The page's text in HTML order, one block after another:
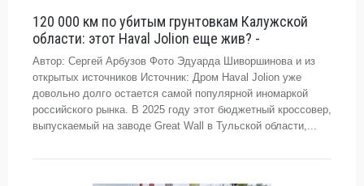
120 000 км по убитым грунтовкам Калужской
области: этот Haval Jolion еще жив? -
Автор: Сергей Арбузов Фото Эдуарда Шиворшинова и из
открытых источников Источник: Дром Haval Jolion уже
довольно долго остается самой популярной иномаркой
российского рынка. В 2025 году этот бюджетный кроссовер,
выпускаемый на заводе Great Wall в Тульской области,...